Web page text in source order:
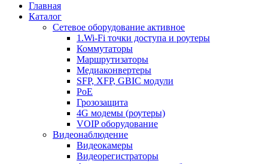
Главная
Каталог
Сетевое оборудование активное
1.Wi-Fi точки доступа и роутеры
Коммутаторы
Маршрутизаторы
Медиаконвертеры
SFP, XFP, GBIC модули
PoE
Грозозащита
4G модемы (роутеры)
VOIP оборудование
Видеонаблюдение
Видеокамеры
Видеорегистраторы